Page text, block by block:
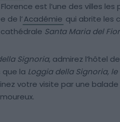
Florence est l’une des villes
de l’Académie qui abrite les
Santa Maria del
Signoria, admirez l’hôtel
la Loggia della Signoria,
votre visite par une